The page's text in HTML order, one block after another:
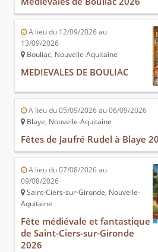
A lieu du 12/09/2026 au
13/09/2026
Bouliac, Nouvelle-Aquitaine
MEDIEVALES DE BOULIAC
A lieu du 05/09/2026 au 06/09/2026
Blaye, Nouvelle-Aquitaine
Fêtes de Jaufré Rudel à Blaye
A lieu du 07/08/2026 au
09/08/2026
Saint-Ciers-sur-Gironde, Nouvelle-
Aquitaine
Fête médiévale et fantastique
de Saint-Ciers-sur-Gironde
2026